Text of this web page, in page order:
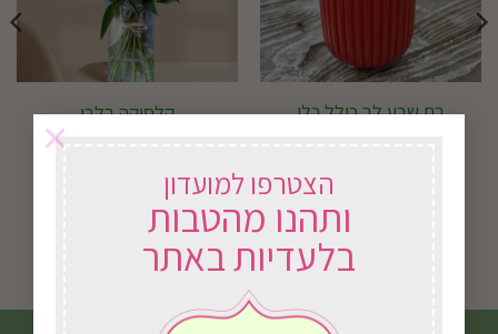
הצטרפו למועדון
ותהנו מהטבות
בלעדיות באתר
×
בת שבע לב כולל כלי
בחירת אפשרויות
קלסיקה בלבן
בחירת אפשרויות